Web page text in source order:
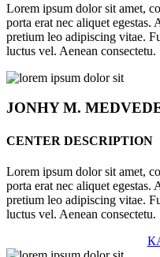
Lorem ipsum dolor sit amet,
porta erat nec aliquet
pretium leo adipiscing vitae.
luctus vel. Aenean consectetu.
JONHYM.
CENTER DESCRIPTION
Lorem ipsum dolor sit amet,
porta erat nec aliquet
pretium leo adipiscing vitae.
luctus vel. Aenean consectetu.